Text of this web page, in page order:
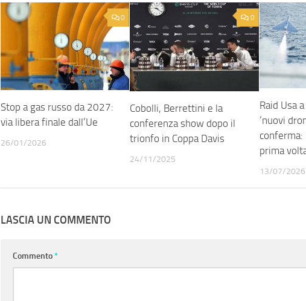
0
Stop a gas russo da 2027:
via libera finale dall’Ue
26/01/2026
0
Cobolli, Berrettini e la
conferenza show dopo il
trionfo in Coppa Davis
24/11/2025
Raid Usa
‘nuovi
conferma:
prima
13/07/2026
LASCIA UN COMMENTO
Commento*